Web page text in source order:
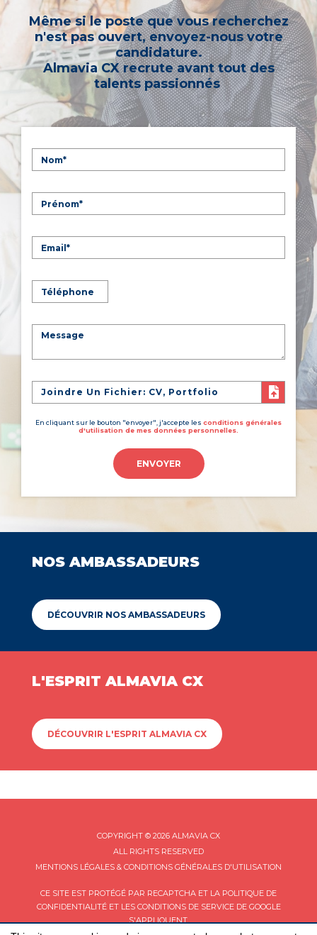
Même si le poste que vous recherchez
n'est pas ouvert, envoyez-nous votre
candidature.
Almavia CX recrute avant tout des
talents passionnés
Joindre Un Fichier: CV, Portfolio
En cliquant sur le bouton "envoyer", j'accepte les conditions générales
d'utilisation de mes données personnelles.
ENVOYER
NOS AMBASSADEURS
DÉCOUVRIR NOS AMBASSADEURS
L'ESPRIT ALMAVIA CX
DÉCOUVRIR L'ESPRIT ALMAVIA CX
COPYRIGHT © 2026 ALMAVIA CX
ALL RIGHTS RESERVED
MENTIONS LÉGALES & CONDITIONS GÉNÉRALES D'UTILISATION
CE SITE EST PROTÉGÉ PAR RECAPTCHA ET LA POLITIQUE DE
CONFIDENTIALITÉET LES CONDITIONS DE SERVICEDE GOOGLE
S'APPLIQUENT.